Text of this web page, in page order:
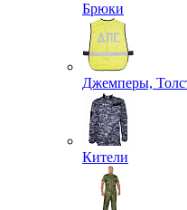
Брюки
Джемперы,
Кители